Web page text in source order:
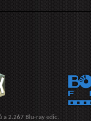
a 2.267 Blu-ray edic.